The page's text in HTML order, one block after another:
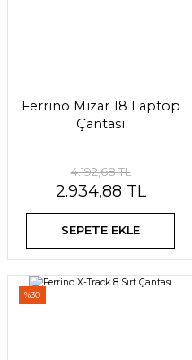
Ferrino Mizar 18 Laptop
Çantası
4.192,68 TL
2.934,88 TL
SEPETE EKLE
%30